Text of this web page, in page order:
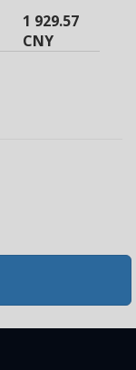
1 929.57
CNY